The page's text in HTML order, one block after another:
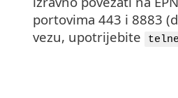
portovima 443 i 8883
vezu, upotrijebite